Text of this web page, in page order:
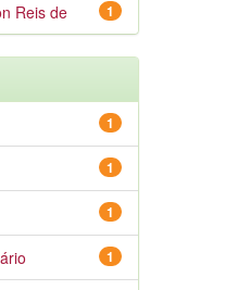
1
Reis de
1
1
1
1